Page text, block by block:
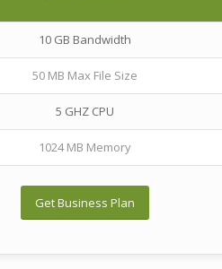
10 GB Bandwidth
50 MB Max File Size
5 GHZ CPU
1024 MB Memory
Get Business Plan